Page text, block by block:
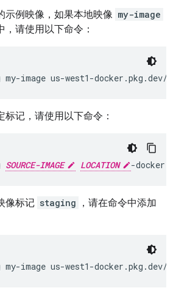
示例映像，如果本地映像 my-image
，请使用以下命令：
my-image
标记，请使用以下命令：
SOURCE-IMAGE LOCATION -
像标记 staging
，请在命令中添加
my-image